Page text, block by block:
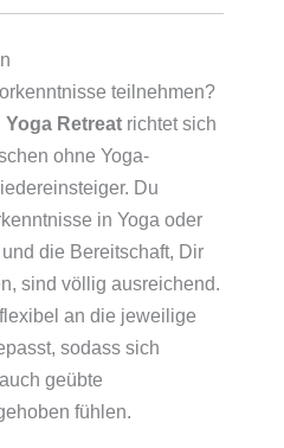
teilnehmen?
Retreat richtet sich
ohne Yoga-
Du
in Yoga oder
die Bereitschaft, Dir
sind völlig ausreichend.
an die jeweilige
sodass sich
geübte
fühlen.